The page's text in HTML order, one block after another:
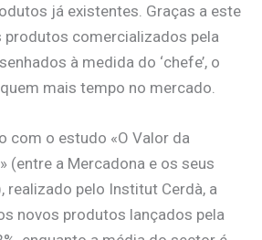
já existentes. Graças a este
produtos comercializados pela
à medida do ‘chefe’, o
mais tempo no mercado.
com o estudo «O Valor da
(entre a Mercadona e os seus
realizado pelo Institut Cerdà, a
novos produtos lançados pela